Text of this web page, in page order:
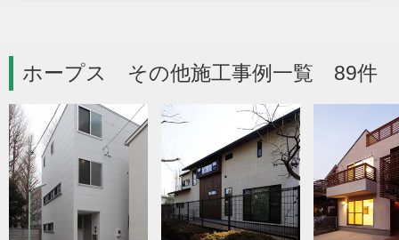
ホープス その他施工事例一覧 89件